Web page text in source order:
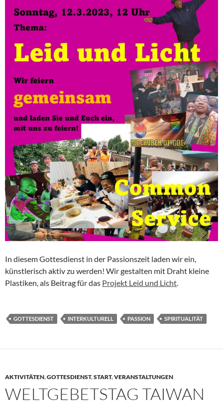
In diesem Gottesdienst in der Passionszeit laden wir ein,
künstlerisch aktiv zu werden! Wir gestalten mit Draht kleine
Plastiken, als Beitrag für das Projekt Leid und Licht.
GOTTESDIENST INTERKULTURELL PASSION SPIRITUALITÄT
AKTIVITÄTEN,GOTTESDIENST,START,VERANSTALTUNGEN
WELTGEBETSTAG TAIWAN